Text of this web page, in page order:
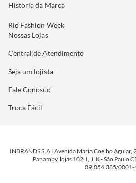
Historia da Marca
Rio Fashion Week
Nossas Lojas
Central de Atendimento
Seja um lojista
Fale Conosco
Troca Fácil
INBRANDS S.A | Avenida Maria Coelho Aguiar,
Panamby, lojas 102, I, J, K - São Paulo
09.054.385/0001-